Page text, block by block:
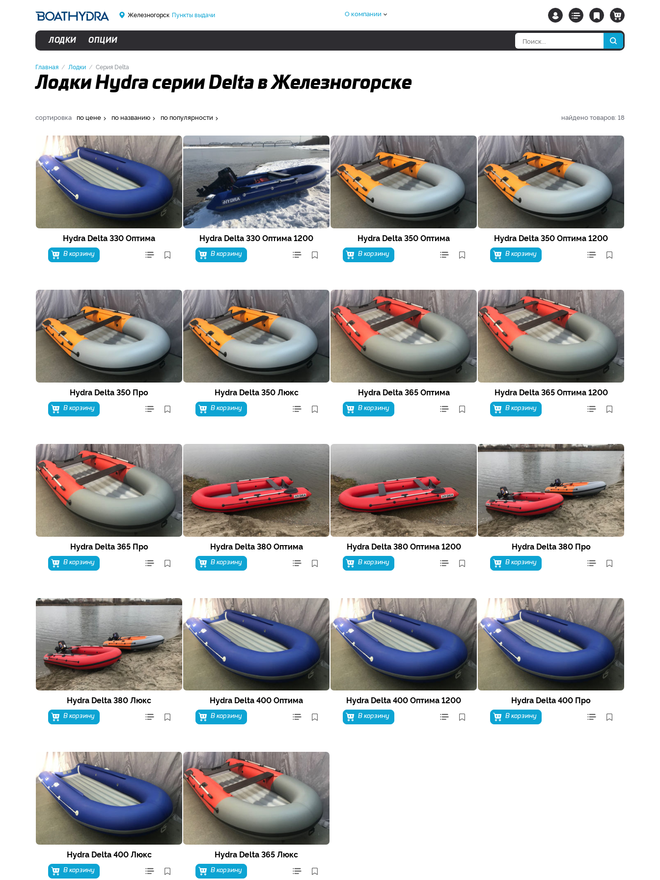
Железногорск Пункты выдачи О компании
ЛОДКИ ОПЦИИ
Главная Лодки Серия Delta
Лодки Hydra серии Delta в Железногорске
сортировка по цене по названию по популярности найдено товаров: 18
Hydra Delta 330 Оптима
В корзину
Hydra Delta 330 Оптима 1200
В корзину
Hydra Delta 350 Оптима
В корзину
Hydra Delta 350 Оптима 1200
В корзину
Hydra Delta 350 Про
В корзину
Hydra Delta 350 Люкс
В корзину
Hydra Delta 365 Оптима
В корзину
Hydra Delta 365 Оптима 1200
В корзину
Hydra Delta 365 Про
В корзину
Hydra Delta 380 Оптима
В корзину
Hydra Delta 380 Оптима 1200
В корзину
Hydra Delta 380 Про
В корзину
Hydra Delta 380 Люкс
В корзину
Hydra Delta 400 Оптима
В корзину
Hydra Delta 400 Оптима 1200
В корзину
Hydra Delta 400 Про
В корзину
Hydra Delta 400 Люкс
В корзину
Hydra Delta 365 Люкс
В корзину